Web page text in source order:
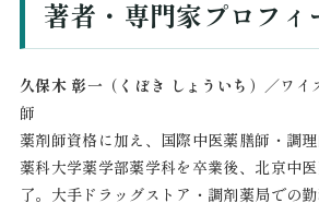
著者・専門家プロフィ
久保木 彰一（くぼき しょういち） ／ワイ
師
薬剤師資格に加え、国際中医薬膳師・調
薬科大学薬学部薬学科を卒業後、北京中
了。大手ドラッグストア・調剤薬局での